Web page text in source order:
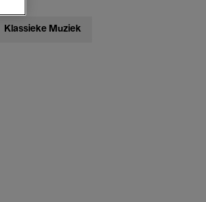
Klassieke Muziek